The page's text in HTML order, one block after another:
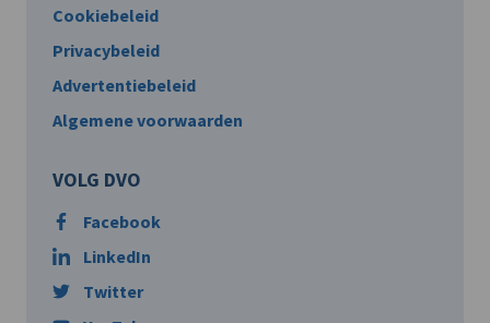
Cookiebeleid
Privacybeleid
Advertentiebeleid
Algemene voorwaarden
VOLG DVO
Facebook
LinkedIn
Twitter